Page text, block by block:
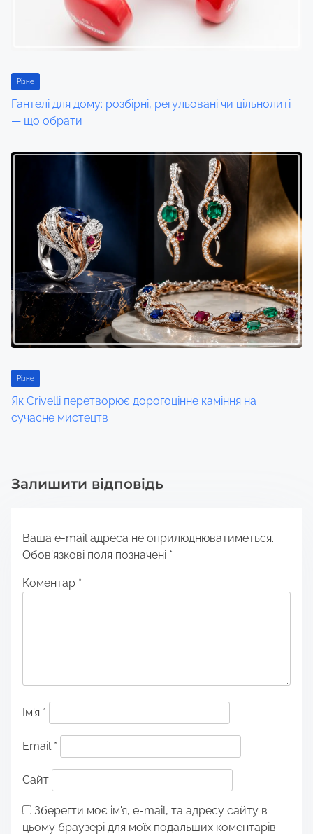
Різне
Гантелі для дому: розбірні, регульовані чи цільнолиті
— що обрати
Різне
Як Crivelli перетворює дорогоцінне каміння на
сучасне мистецтв
Залишити відповідь
Ваша e-mail адреса не оприлюднюватиметься.
Обов’язкові поля позначені *
Коментар *
Ім'я *
Email *
Сайт
Зберегти моє ім'я, e-mail, та адресу сайту в
цьому браузері для моїх подальших коментарів.